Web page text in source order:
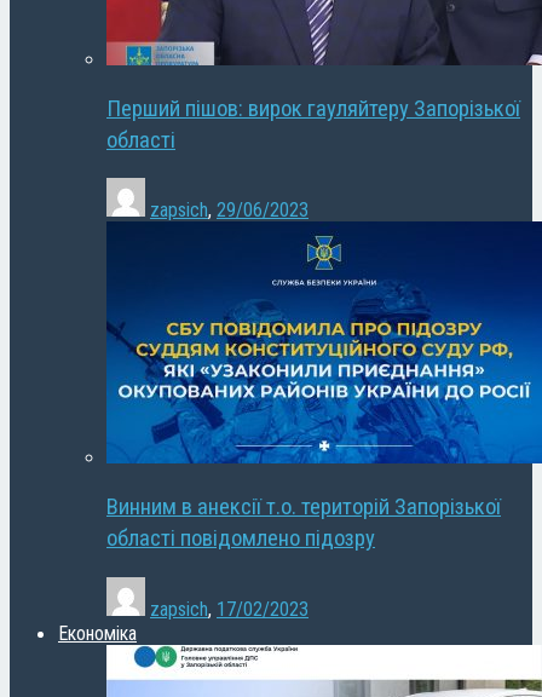
Перший пішов: вирок гауляйтеру Запорізької
області
zapsich, 29/06/2023
Винним в анексії т.о. територій Запорізької
області повідомлено підозру
zapsich, 17/02/2023
Економіка